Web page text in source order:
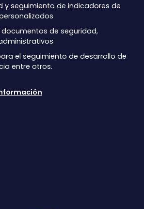
y seguimiento de indicadores de
de seguridad,
el seguimiento de desarrollo de
entre otros.